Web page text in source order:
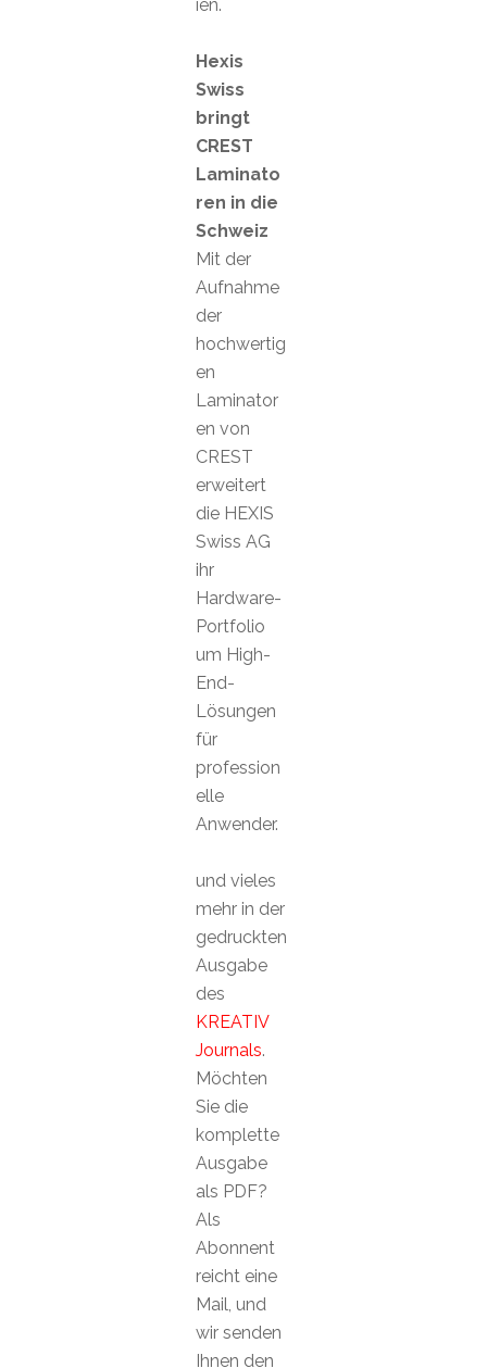
ien.
Hexis
Swiss
bringt
CREST
Laminato
ren in die
Schweiz
Mit der
Aufnahme
der
hochwertig
en
Laminator
en von
CREST
erweitert
die HEXIS
Swiss AG
ihr
Hardware-
Portfolio
um High-
End-
Lösungen
für
profession
elle
Anwender.
und vieles
mehr in der
gedruckten
Ausgabe
des
KREATIV
Journals.
Möchten
Sie die
komplette
Ausgabe
als PDF?
Als
Abonnent
reicht eine
Mail, und
wir senden
Ihnen den